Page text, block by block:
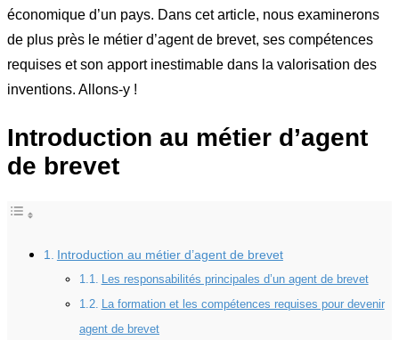
économique d’un pays. Dans cet article, nous examinerons
de plus près le métier d’agent de brevet, ses compétences
requises et son apport inestimable dans la valorisation des
inventions. Allons-y !
Introduction au métier d’agent
de brevet
Introduction au métier d’agent de brevet
Les responsabilités principales d’un agent de brevet
La formation et les compétences requises pour devenir
agent de brevet